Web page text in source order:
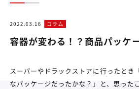
2022.03.16 コラム
容器が変わる！？商品パッケ
スーパーやドラックストアに行ったとき
なパッケージだったかな？」と、思った